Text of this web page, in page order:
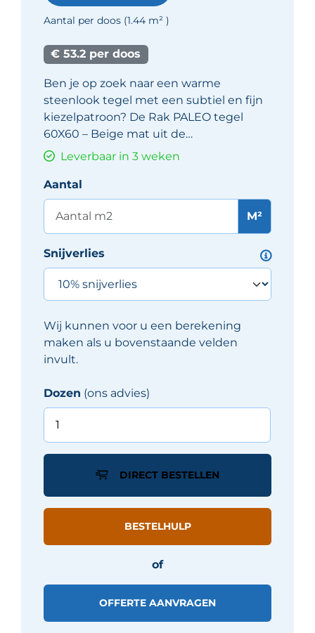
Aantal per doos (1.44 m² )
€ 53.2 per doos
Ben je op zoek naar een warme
steenlook tegel met een subtiel en fijn
kiezelpatroon? De Rak PALEO tegel
60X60 – Beige mat uit de…
Leverbaar in 3 weken
Aantal
M²
Snijverlies
Wij kunnen voor u een berekening
maken als u bovenstaande velden
invult.
Dozen (ons advies)
Rak
PALEO
-
Beige
mat
DIRECT BESTELLEN
BESTELHULP
of
OFFERTE AANVRAGEN